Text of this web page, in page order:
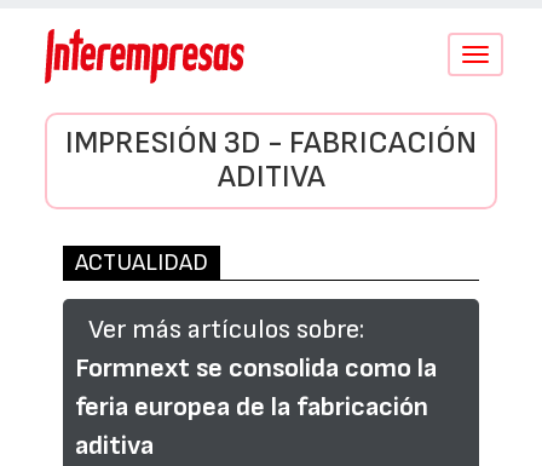
Conmutar
IMPRESIÓN 3D - FABRICACIÓN
ADITIVA
ACTUALIDAD
Ver más artículos sobre:
Formnext se consolida como la
feria europea de la fabricación
aditiva